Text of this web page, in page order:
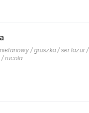
/ gruszka / ser lazur /
/ rucola